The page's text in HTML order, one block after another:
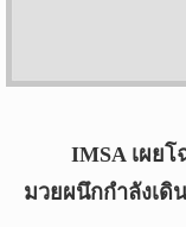
IMSA เผย
มวยผนึกกำลังเ
24
2026